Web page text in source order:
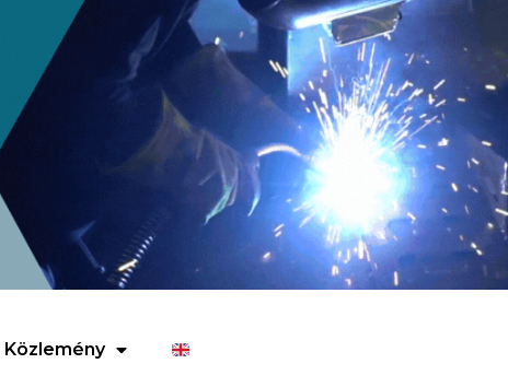
Közlemény